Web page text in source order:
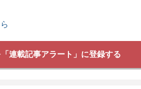
連載記事アラート」に登録する